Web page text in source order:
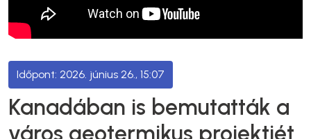
2026. június 26., 15:07
Kanadában is bemutatták a
város geotermikus projektjét